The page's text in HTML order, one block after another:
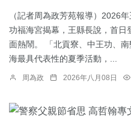
（記者周為政芳苑報導）2026
功福海宮揭幕，王縣長說，首
面熱鬧。 「北貢寮、中王功、
海最具代表性的夏季活動，...
周為政 2026年八月08日